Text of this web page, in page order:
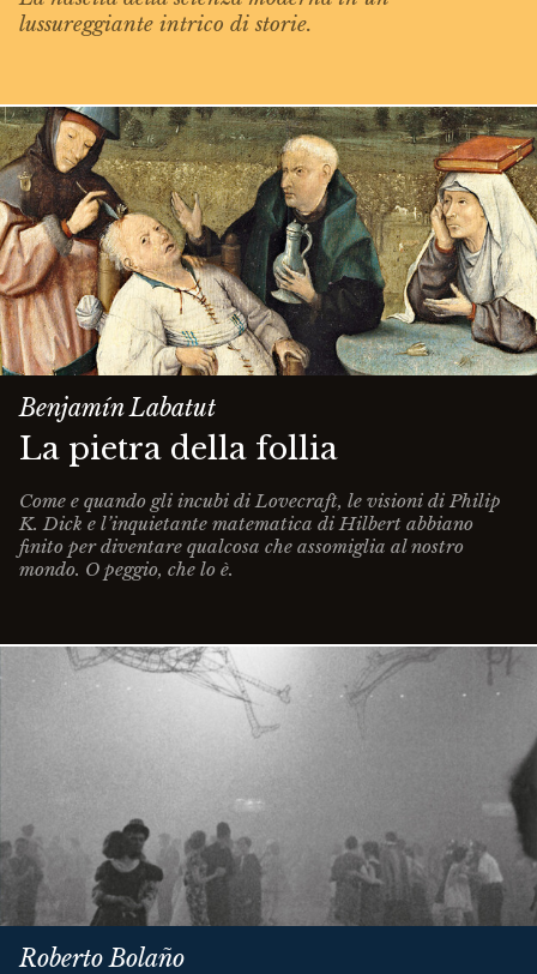
lussureggiante intrico di storie.
Benjamín Labatut
La pietra della follia
Come e quando gli incubi di Lovecraft, le visioni di Philip
K. Dick e l’inquietante matematica di Hilbert abbiano
finito per diventare qualcosa che assomiglia al nostro
mondo. O peggio, che lo è.
Roberto Bolaño